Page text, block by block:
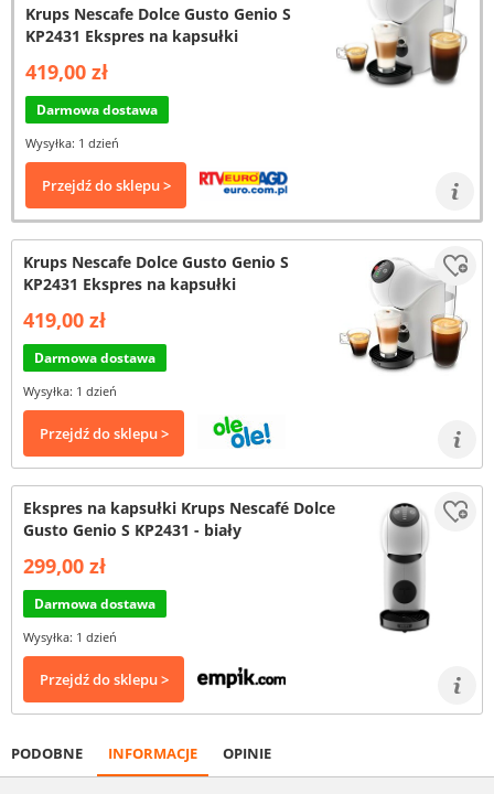
Krups Nescafe Dolce Gusto Genio S
KP2431 Ekspres na kapsułki
419,00 zł
Darmowa dostawa
Wysyłka: 1 dzień
Przejdź do sklepu >
Krups Nescafe Dolce Gusto Genio S
KP2431 Ekspres na kapsułki
419,00 zł
Darmowa dostawa
Wysyłka: 1 dzień
Przejdź do sklepu >
Ekspres na kapsułki Krups Nescafé Dolce
Gusto Genio S KP2431 - biały
299,00 zł
Darmowa dostawa
Wysyłka: 1 dzień
Przejdź do sklepu >
PODOBNE INFORMACJE OPINIE